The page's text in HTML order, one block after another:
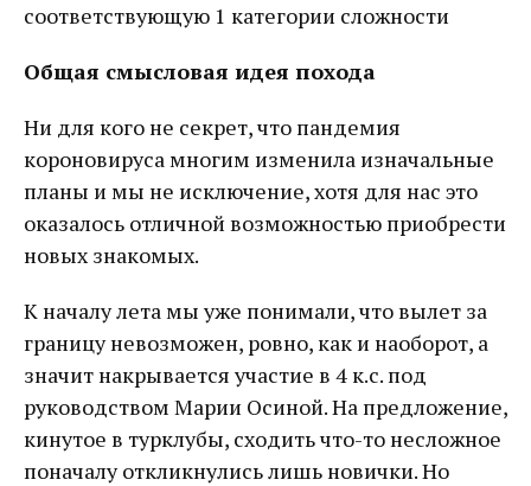
соответствующую 1 категории сложности
Общая смысловая идея похода
Ни для кого не секрет, что пандемия
короновируса многим изменила изначальные
планы и мы не исключение, хотя для нас это
оказалось отличной возможностью приобрести
новых знакомых.
К началу лета мы уже понимали, что вылет за
границу невозможен, ровно, как и наоборот, а
значит накрывается участие в 4 к.с. под
руководством Марии Осиной. На предложение,
кинутое в турклубы, сходить что-то несложное
поначалу откликнулись лишь новички. Но